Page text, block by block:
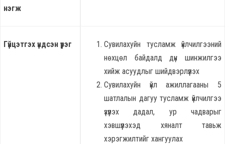
нэгж
Гүйцэтгэх үндсэн үүрэг
Сувилахуйн тусламж үйлчилгээний
нөхцөл байдалд дүн шинжилгээ
хийж асуудлыг шийдвэрлүүлэх
Сувилахуйн үйл ажиллагааны 5
шатлалын дагуу тусламж үйлчилгээ
үзүүлэх дадал, ур чадварыг
хэвшүүлэхэд хяналт тавьж
хэрэгжилтийг хангуулах